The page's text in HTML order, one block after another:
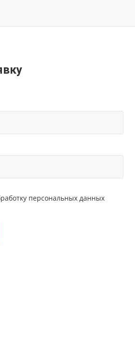
персональных данных